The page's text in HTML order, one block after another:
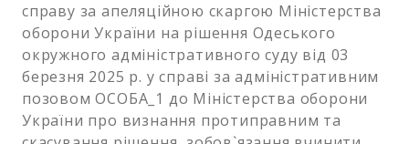
справу за апеляційною скаргою Міністерства
оборони України на рішення Одеського
окружного адміністративного суду від 03
березня 2025 р. у справі за адміністративним
позовом ОСОБА_1 до Міністерства оборони
України про визнання протиправним та